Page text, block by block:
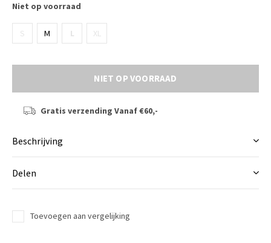
Niet op voorraad
S M L XL
NIET OP VOORRAAD
Gratis verzending Vanaf €60,-
Beschrijving
Delen
Toevoegen aan vergelijking